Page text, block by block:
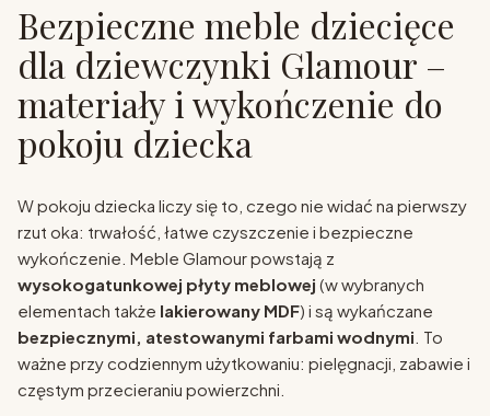
Bezpieczne meble dziecięce
dla dziewczynki Glamour –
materiały i wykończenie do
pokoju dziecka
W pokoju dziecka liczy się to, czego nie widać na pierwszy
rzut oka: trwałość, łatwe czyszczenie i bezpieczne
wykończenie. Meble Glamour powstają z
wysokogatunkowej płyty meblowej (w wybranych
elementach także lakierowany MDF) i są wykańczane
bezpiecznymi, atestowanymi farbami wodnymi . To
ważne przy codziennym użytkowaniu: pielęgnacji, zabawie i
częstym przecieraniu powierzchni.